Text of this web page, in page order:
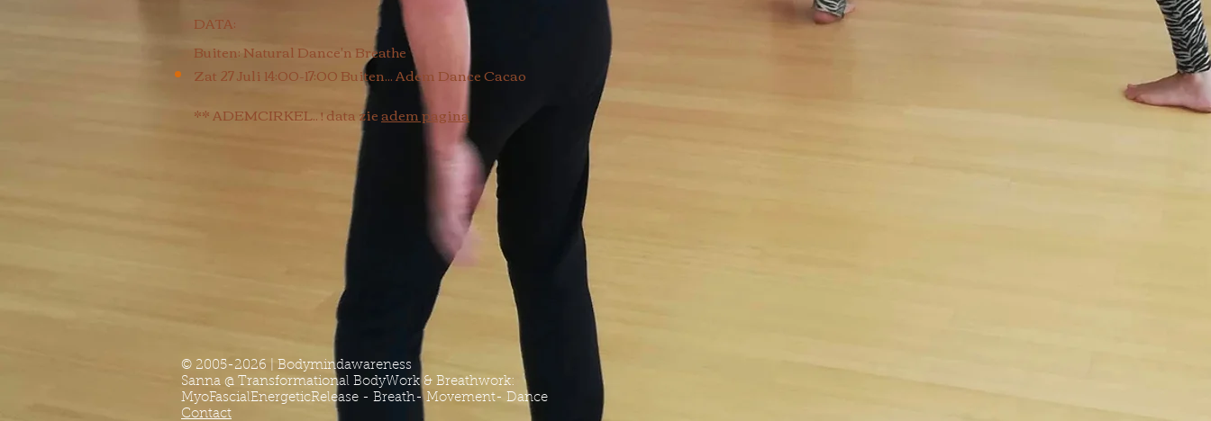
DATA:
Buiten: Natural Dance'n Breathe
Zat 27 Juli 14:00-17:00 Buiten... Adem Dance Cacao
** ADEMCIRKEL.. ! data zieadem pagina
© 2005-2026 | Bodymindawareness
Sanna @ Transformational BodyWork & Breathwork:
MyoFascialEnergeticRelease - Breath- Movement- Dance
Contact